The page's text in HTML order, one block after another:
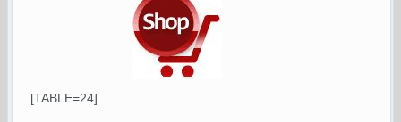
[TABLE=24]